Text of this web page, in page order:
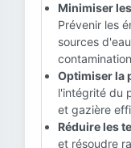
Minimiser
Prévenir les
sources
Optimiser la
l'intégrité du
et gazière
Réduire les
et résoudre